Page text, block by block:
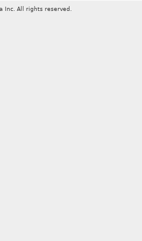
Inc. All rights reserved.